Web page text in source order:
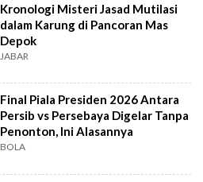
Kronologi Misteri Jasad Mutilasi
dalam Karung di Pancoran Mas
Depok
JABAR
Final Piala Presiden 2026 Antara
Persib vs Persebaya Digelar Tanpa
Penonton, Ini Alasannya
BOLA